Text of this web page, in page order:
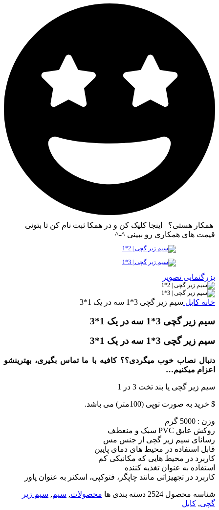
همکار هستی؟ اینجا کلیک کن و در همکا ثبت نام کن تا بتونی
قیمت های همکاری رو ببینی ^-^
بزرگنمایی تصویر
خانه کابل سیم زیر گچی 3*1 سه در یک 1*3
سیم زیر گچی 3*1 سه در یک 1*3
سیم زیر گچی 3*1 سه در یک 1*3
دنبال نصاب خوب میگردی؟؟ کافیه با ما تماس بگیری، بهترینشو
اعزام میکنیم…
سیم زیر گچی یا بند تخت 3 در 1
$ خرید به صورت توپی (100متر) می باشد.
وزن : 5000 گرم
روکش عایق PVC سبک و منعطف
رسانای سیم زیر گچی از جنس مس
قابل استفاده در محیط های دمای پایین
کاربرد در محیط هایی که مکانیکی کم
استفاده به عنوان تغذیه کننده
کاربرد در تجهیزاتی مانند چاپگر، فتوکپی، اسکنر به عنوان پاور
شناسه محصول 2524 دسته بندی ها محصولات, سیم, سیم زیر
گچی, کابل